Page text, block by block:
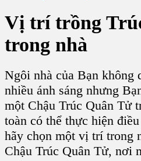
Vị trí trồng
trong nhà
Ngôi nhà của Bạn không
nhiều ánh sáng nhưng
một Chậu Trúc Quân Tử
toàn có thể thực hiện
hãy chọn một vị trí trong
Chậu Trúc Quân Tử, nơi